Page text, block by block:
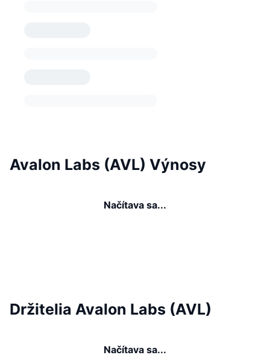
Avalon Labs (AVL) Výnosy
Načítava sa...
Držitelia Avalon Labs (AVL)
Načítava sa...